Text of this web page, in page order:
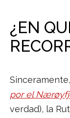
¿EN
por el
verdad), la